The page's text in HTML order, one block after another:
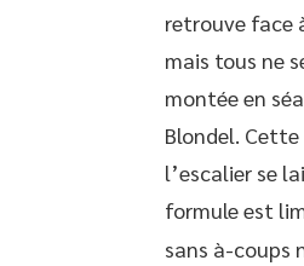
retrouve face
mais tous ne
montée en
Blondel.
l’escalier se
formule est
sans à-coups